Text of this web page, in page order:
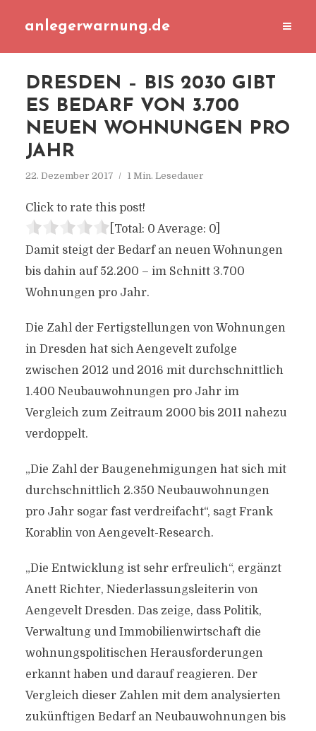
anlegerwarnung.de
DRESDEN – BIS 2030 GIBT
ES BEDARF VON 3.700
NEUEN WOHNUNGEN PRO
JAHR
22. Dezember 2017 1 Min. Lesedauer
Click to rate this post!
[Total: 0 Average: 0]
Damit steigt der Bedarf an neuen Wohnungen
bis dahin auf 52.200 – im Schnitt 3.700
Wohnungen pro Jahr.
Die Zahl der Fertigstellungen von Wohnungen
in Dresden hat sich Aengevelt zufolge
zwischen 2012 und 2016 mit durchschnittlich
1.400 Neubauwohnungen pro Jahr im
Vergleich zum Zeitraum 2000 bis 2011 nahezu
verdoppelt.
„Die Zahl der Baugenehmigungen hat sich mit
durchschnittlich 2.350 Neubauwohnungen
pro Jahr sogar fast verdreifacht“, sagt Frank
Korablin von Aengevelt-Research.
„Die Entwicklung ist sehr erfreulich“, ergänzt
Anett Richter, Niederlassungsleiterin von
Aengevelt Dresden. Das zeige, dass Politik,
Verwaltung und Immobilienwirtschaft die
wohnungspolitischen Herausforderungen
erkannt haben und darauf reagieren. Der
Vergleich dieser Zahlen mit dem analysierten
zukünftigen Bedarf an Neubauwohnungen bis